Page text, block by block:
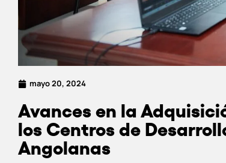
mayo 20, 2024
Avances en la
los Centros de
Angolanas